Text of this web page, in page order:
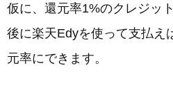
仮に、還元率1%のクレジッ
後に楽天Edyを使って支払え
元率にできます。